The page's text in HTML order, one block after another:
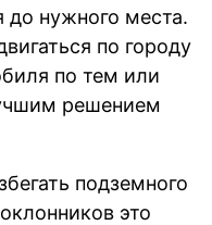
до нужного места.
по городу
по тем или
решением
подземного
это